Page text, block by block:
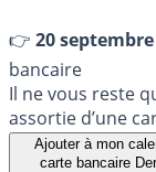
👉 20 septembre
bancaire
Il ne vous reste
assortie d’une
Ajouter à mon
carte bancaire